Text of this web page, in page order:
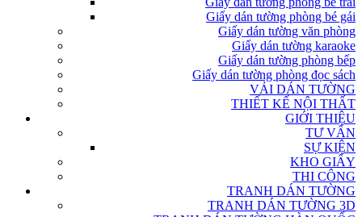
Giấy dán tường phòng bé gái
Giấy dán tường văn phòng
Giấy dán tường karaoke
Giấy dán tường phòng bếp
Giấy dán tường phòng đọc sách
VẢI DÁN TƯỜNG
THIẾT KẾ NỘI THẤT
GIỚI THIỆU
TƯ VẤN
SỰ KIỆN
KHO GIẤY
THI CÔNG
TRANH DÁN TƯỜNG
TRANH DÁN TƯỜNG 3D